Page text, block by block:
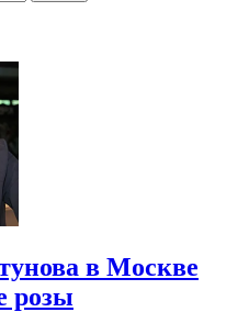
в Москве
розы